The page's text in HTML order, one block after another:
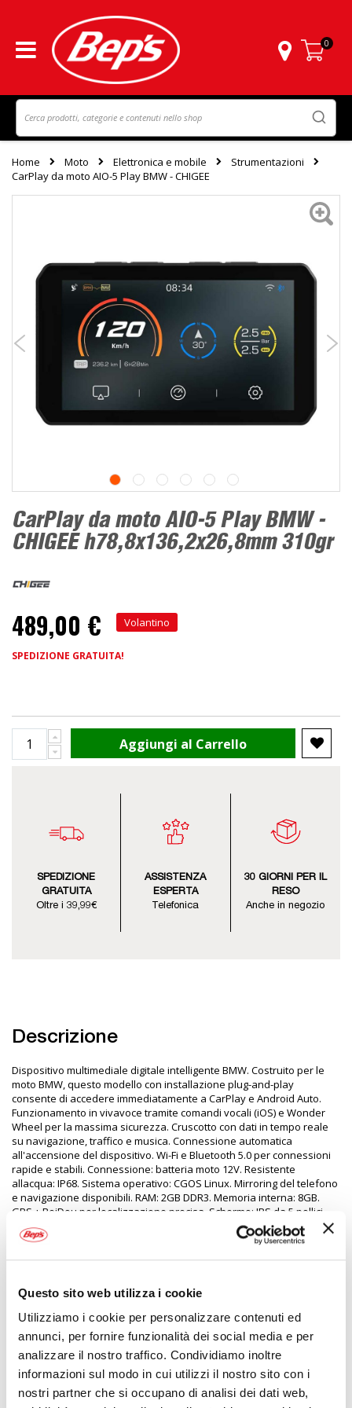
Questo sito web utilizza i cookie
Utilizziamo i cookie per personalizzare contenuti ed
annunci, per fornire funzionalità dei social media e per
analizzare il nostro traffico. Condividiamo inoltre
informazioni sul modo in cui utilizzi il nostro sito con i
nostri partner che si occupano di analisi dei dati web,
Carrello
0
Home Moto Elettronica e mobile
Strumentazioni
CarPlay da moto AIO-5 Play BMW - CHIGEE
CarPlay da moto AIO-5 Play BMW -
CHIGEE h78,8x136,2x26,8mm 310gr
489,00 € Volantino
SPEDIZIONE GRATUITA!
Aggiungi al Carrello
SPEDIZIONE
GRATUITA
Oltre i 39,99€
ASSISTENZA
ESPERTA
Telefonica
30 GIORNI PER IL
RESO
Anche in negozio
Descrizione
Dispositivo multimediale digitale intelligente BMW. Costruito per le
moto BMW, questo modello con installazione plug-and-play
consente di accedere immediatamente a CarPlay e Android Auto.
Funzionamento in vivavoce tramite comandi vocali (iOS) e Wonder
Wheel per la massima sicurezza. Cruscotto con dati in tempo reale
su navigazione, traffico e musica. Connessione automatica
all'accensione del dispositivo. Wi-Fi e Bluetooth 5.0 per connessioni
rapide e stabili. Connessione: batteria moto 12V. Resistente
allacqua: IP68. Sistema operativo: CGOS Linux. Mirroring del telefono
e navigazione disponibili. RAM: 2GB DDR3. Memoria interna: 8GB.
GPS + BeiDou per localizzazione precisa. Schermo: IPS da 5 pollici
1280x720. Progettato specificamente per le moto dotate di Nav Prep
5/6 di BMW. Si collega direttamente alla base Nav Prep ed è
Specifiche tecniche
Maggiori
Informazioni
2156563
6977387770540
Si
Moto